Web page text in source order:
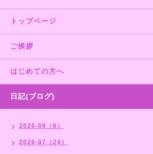
トップページ
ご挨拶
はじめての方へ
日記(ブログ)
2026-08（6）
2026-07（24）